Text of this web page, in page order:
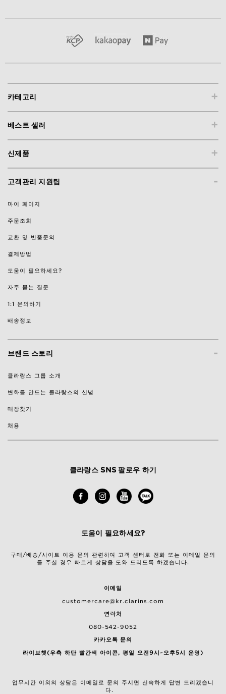
+
카테고리
+
베스트 셀러
+
신제품
-
고객관리 지원팀
마이 페이지
주문조회
교환 및 반품문의
결제방법
도움이 필요하세요?
자주 묻는 질문
1:1 문의하기
배송정보
-
브랜드 스토리
클라랑스 그룹 소개
변화를 만드는 클라랑스의 신념
매장찾기
채용
클라랑스 SNS 팔로우 하기
도움이 필요하세요?
구매/배송/사이트 이용 문의 관련하여 고객 센터로 전화 또는 이메일 문의
를 주실 경우 빠르게 상담을 도와 드리도록 하겠습니다.
이메일
customercare@kr.clarins.com
연락처
080-542-9052
카카오톡 문의
라이브챗(우측 하단 빨간색 아이콘, 평일 오전9시~오후5시 운영)
업무시간 이외의 상담은 이메일로 문의 주시면 신속하게 답변 드리겠습니
다.